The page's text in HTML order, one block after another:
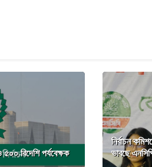
৫০০ বিদেশি পর্যবেক্ষক
নির্বাচন
ভাবছে